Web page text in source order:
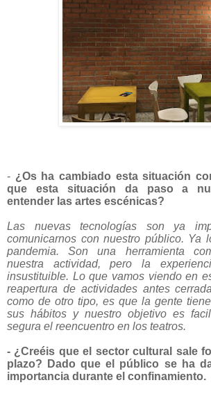
- ¿Os ha cambiado esta situación
que esta situación da paso a
entender las artes escénicas?
Las nuevas tecnologías son ya
comunicarnos con nuestro público. Ya
pandemia. Son una herramienta
nuestra actividad, pero la
insustituible. Lo que vamos viendo en
reapertura de actividades antes
como de otro tipo, es que la gente
sus hábitos y nuestro objetivo es
segura el reencuentro en los teatros.
- ¿Creéis que el sector cultural sale
plazo? Dado que el público se ha
importancia durante el confinamiento.